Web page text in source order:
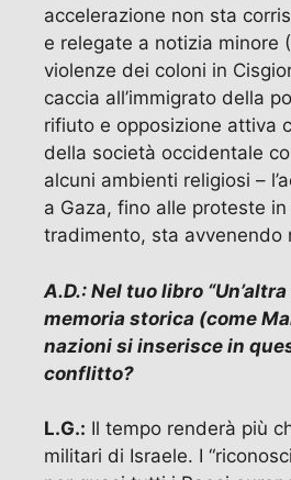
accelerazione non sta
e relegate a notizia minore
violenze dei coloni in
caccia all’immigrato della
rifiuto e opposizione attiva
della società occidentale
alcuni ambienti religiosi –
a Gaza, fino alle proteste
tradimento, sta avvenendo
A.D.: Nel tuo libro
memoria storica (come
nazioni si inserisce in
conflitto?
L.G.: Il tempo renderà più
militari di Israele. I